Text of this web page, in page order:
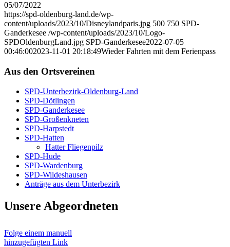
05/07/2022
https://spd-oldenburg-land.de/wp-
content/uploads/2023/10/Disneylandparis.jpg 500 750 SPD-
Ganderkesee /wp-content/uploads/2023/10/Logo-
SPDOldenburgLand.jpg SPD-Ganderkesee2022-07-05
00:46:002023-11-01 20:18:49Wie­der Fahr­ten mit dem Feri­en­pass
Aus den Orts­ver­ei­nen
SPD-Unter­be­zirk-Olden­burg-Land
SPD-Döt­lin­gen
SPD-Gan­der­ke­see
SPD-Groß­enkne­ten
SPD-Harp­s­tedt
SPD-Hat­ten
Hat­ter Flie­gen­pilz
SPD-Hude
SPD-War­den­burg
SPD-Wil­des­hau­sen
Anträ­ge aus dem Unter­be­zirk
Unse­re Abge­ord­ne­ten
Fol­ge einem manu­ell
hin­zu­ge­füg­ten Link